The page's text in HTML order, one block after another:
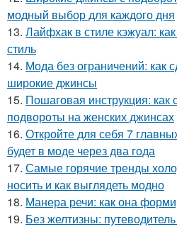
модный выбор для каждого дня
13. Лайфхак в стиле кэжуал:
стиль
14. Мода без ограничений: как
широкие джинсы
15. Пошаговая инструкция: как
подвороты на женских джинсах
16. Откройте для себя 7
будет в моде через два года
17. Самые горячие тренды
носить и как выглядеть модно
18. Манера речи: как она
19. Без желтизны: